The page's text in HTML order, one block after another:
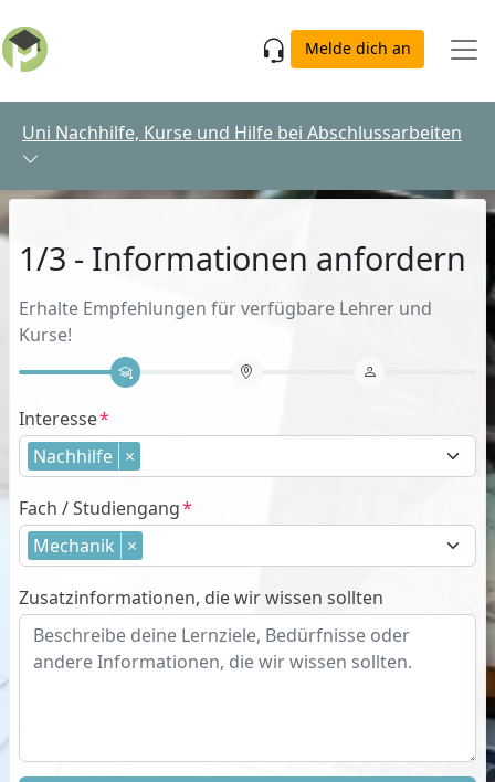
Melde dich an
Uni Nachhilfe, Kurse und Hilfe bei Abschlussarbeiten
1/3 - Informationen anfordern
Erhalte Empfehlungen für verfügbare Lehrer und
Kurse!
Interesse
Nachhilfe ×
Fach / Studiengang
Mechanik ×
Zusatzinformationen, die wir wissen sollten